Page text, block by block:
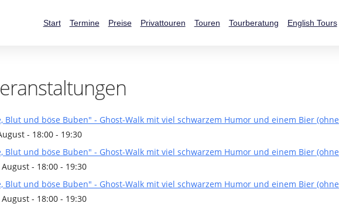
Start Termine Preise Privattouren Touren Tourberatung English Tours
Blut und böse Buben" - Ghost-Walk mit viel schwarzem Humor und einem Bier (ohne
- 18:00 - 19:30
Blut und böse Buben" - Ghost-Walk mit viel schwarzem Humor und einem Bier (ohne
- 18:00 - 19:30
Blut und böse Buben" - Ghost-Walk mit viel schwarzem Humor und einem Bier (ohne
- 18:00 - 19:30